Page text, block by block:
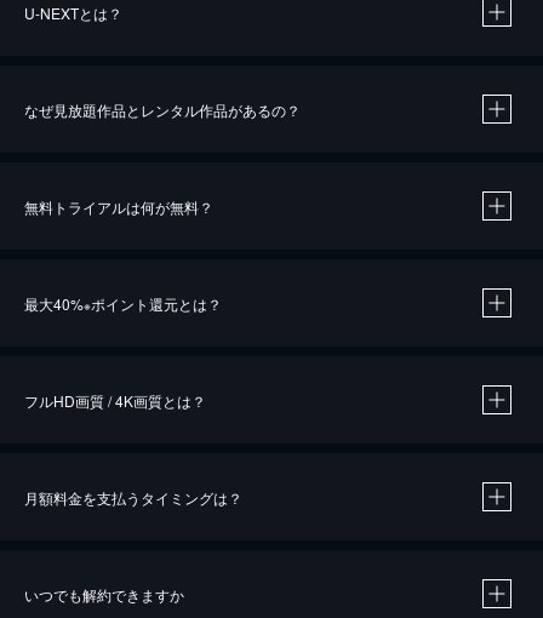
U-NEXTとは？
なぜ見放題作品とレンタル作品があるの？
無料トライアルは何が無料？
最大40%※ポイント還元とは？
※40％ポイント還元の対象は、クレジットカード決済による作品の購入 / レンタルです。
フルHD画質 / 4K画質とは？
月額料金を支払うタイミングは？
いつでも解約できますか